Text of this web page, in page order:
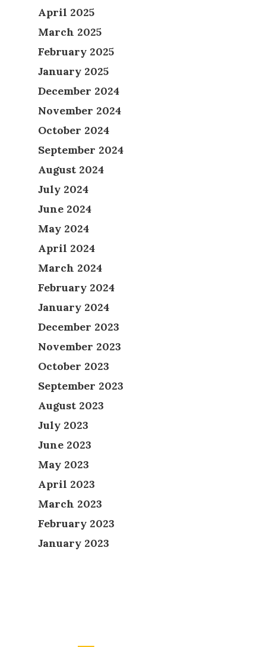
April 2025
March 2025
February 2025
January 2025
December 2024
November 2024
October 2024
September 2024
August 2024
July 2024
June 2024
May 2024
April 2024
March 2024
February 2024
January 2024
December 2023
November 2023
October 2023
September 2023
August 2023
July 2023
June 2023
May 2023
April 2023
March 2023
February 2023
January 2023